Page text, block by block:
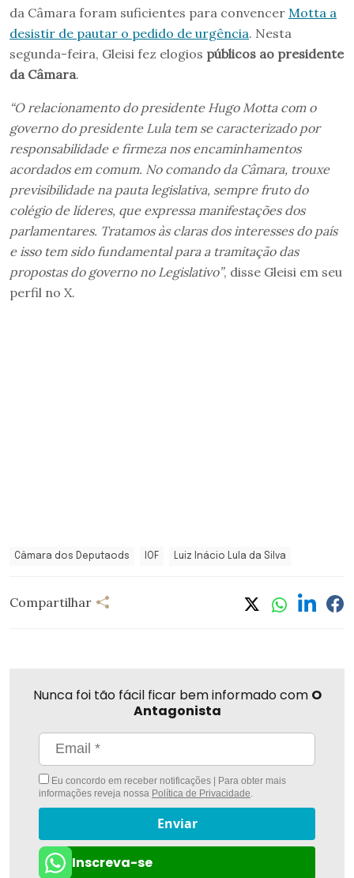
da Câmara foram suficientes para convencer Motta a
desistir de pautar o pedido de urgência. Nesta
segunda-feira, Gleisi fez elogios públicos ao presidente
da Câmara.
“O relacionamento do presidente Hugo Motta com o
governo do presidente Lula tem se caracterizado por
responsabilidade e firmeza nos encaminhamentos
acordados em comum. No comando da Câmara, trouxe
previsibilidade na pauta legislativa, sempre fruto do
colégio de líderes, que expressa manifestações dos
parlamentares. Tratamos às claras dos interesses do país
e isso tem sido fundamental para a tramitação das
propostas do governo no Legislativo”, disse Gleisi em seu
perfil no X.
Câmara dos Deputaods IOF Luiz Inácio Lula da Silva
Compartilhar
Nunca foi tão fácil ficar bem informado com O
Antagonista
Eu concordo em receber notificações | Para obter mais
informações reveja nossa Política de Privacidade
Enviar
Inscreva-se